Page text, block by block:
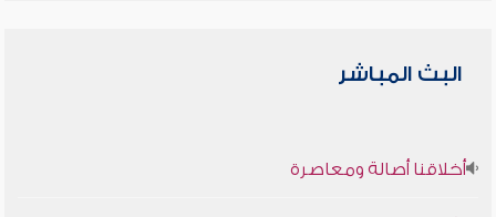
البث المباشر
أخلاقنا أصالة ومعاصرة